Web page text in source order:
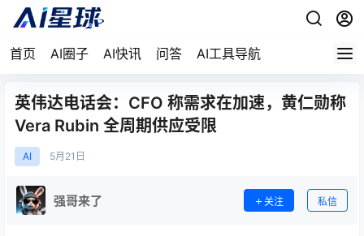
首页 AI圈子 AI快讯 问答 AI工具导航
英伟达电话会：CFO 称需求在加速，黄仁勋称
Vera Rubin 全周期供应受限
AI 5月 21日
强哥来了 关注 私信